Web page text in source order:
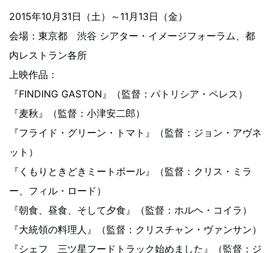
2015年10月31日（土）～11月13日（金）
会場：東京都 渋谷 シアター・イメージフォーラム、都
内レストラン各所
上映作品：
『FINDING GASTON』（監督：パトリシア・ペレス）
『麦秋』（監督：小津安二郎）
『フライド・グリーン・トマト』（監督：ジョン・アヴネ
ット）
『くもりときどきミートボール』（監督：クリス・ミラ
ー、フィル・ロード）
『朝食、昼食、そして夕食』（監督：ホルヘ・コイラ）
『大統領の料理人』（監督：クリスチャン・ヴァンサン）
『シェフ 三ツ星フードトラック始めました』（監督：ジ